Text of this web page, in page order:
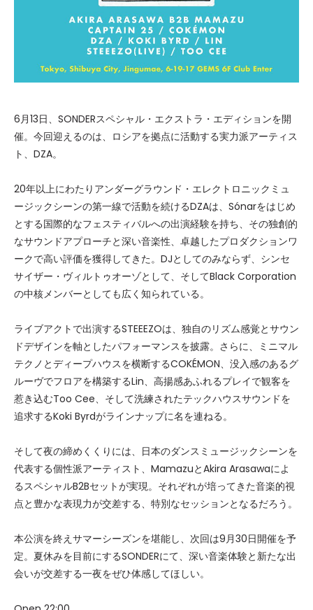
6月13日、SONDERスペシャル・エクストラ・エディションを開
催。今回迎えるのは、ロシアを拠点に活動する実力派アーティス
ト、DZA。
20年以上にわたりアンダーグラウンド・エレクトロニックミュ
ージックシーンの第一線で活動を続けるDZAは、Sónarをはじめ
とする国際的なフェスティバルへの出演経験を持ち、その独創的
なサウンドアプローチと深い音楽性、卓越したプロダクションワ
ークで高い評価を獲得してきた。DJとしてのみならず、シンセ
サイザー・ヴィルトゥオーゾとして、そしてBlack Corporation
の中核メンバーとしても広く知られている。
ライブアクトで出演するSTEEEZOは、独自のリズム感覚とサウン
ドデザインを軸としたパフォーマンスを披露。さらに、ミニマル
テクノとディープハウスを横断するCOKÉMON、没入感のあるグ
ルーヴでフロアを構築するLin、高揚感あふれるプレイで観客を
惹き込むToo Cee、そして洗練されたテックハウスサウンドを
追求するKoki Byrdがラインナップに名を連ねる。
そして夜の締めくくりには、日本のダンスミュージックシーンを
代表する個性派アーティスト、MamazuとAkira Arasawaによ
るスペシャルB2Bセットが実現。それぞれが培ってきた音楽的視
点と豊かな表現力が交差する、特別なセッションとなるだろう。
本公演を終えサマーシーズンを堪能し、次回は9月30日開催を予
定。夏休みを目前にするSONDERにて、深い音楽体験と新たな出
会いが交差する一夜をぜひ体感してほしい。